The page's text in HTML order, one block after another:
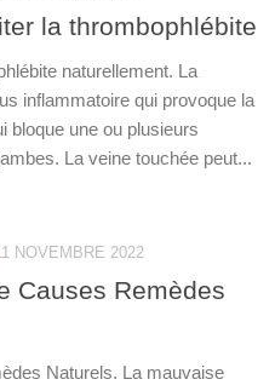
la thrombophlébite
naturellement. La
inflammatoire qui provoque la
bloque une ou plusieurs
La veine touchée peut...
NOVEMBRE 2022
Causes Remèdes
Naturels. La mauvaise